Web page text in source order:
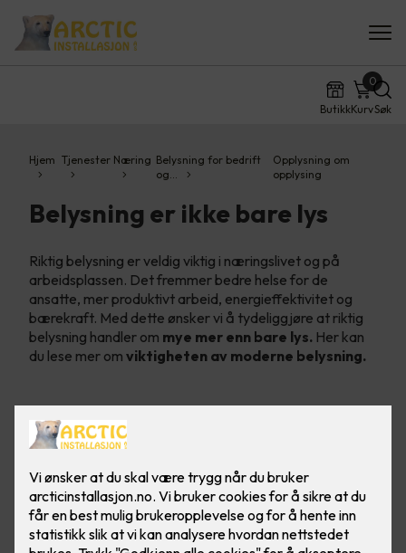
ButikkKurv
0
Søk
Hjem Tjenester Næring Belysning for bedrift
og…
Opplysning om
opplysing
Belysning er ikke bare lys
Riktig belysning er veldig viktig i næringslivet og på
arbeidsplassen. Det fremmer bedre helse for de
ansatte, mer produktivt arbeid, energieffektivitet og
bærekraft. Med dette ønsker vi å tydeliggjøre at riktig
belysning handler om mye mer enn bare lys. Her kan
du lese mer om viktigheten av moderne belysning.